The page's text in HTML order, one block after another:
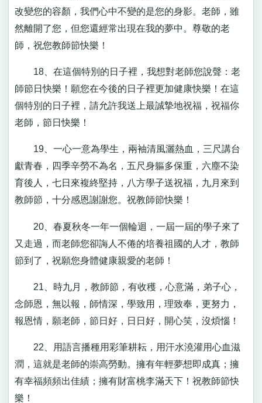
改變您的容顏，我們心中不變的是您的身影。老師，雖
然離開了您，但您還經常出現在我的夢中。尊敬的老
師，祝您教師節快樂！
18、在這個特別的日子裡，我想對老師您說聲：老
師節日快樂！願您在今後的日子裡更加健康快樂！在這
個特別的日子裡，請允許我送上最誠摯地祝福，祝福你
老師，節日快樂！
19、一心一意為學生，兩袖清風灑熱血，三尺講台
獻青春，四季辛勞不為名，五尺身軀多保重，六塵不染
育後人，七日來複終堅持，八方學子送祝福，九月來到
教師節，十分感恩謝謝您。祝教師節快樂！
20、春夏秋冬一年一個輪迴，一屆一屆的學子來了
又走過，而老師您卻誨人不倦的培養祖國的人才，教師
節到了，祝願您身體健康親愛的老師！
21、時九月，教師節，有收穫，心意滿，弟子心，
念師恩，無以報，師情深，學致用，理致奉，更努力，
報恩情，願老師，節日好，日日好，開心笑，沒煩惱！
22、用語言播種用彩筆耕耘，用汗水澆灌用心血滋
潤，這就是老師的崇高勞動。擁有年輕夢想即成真；擁
有幸福頻頻出佳績；擁有財富桃李滿天下！祝教師節快
樂！